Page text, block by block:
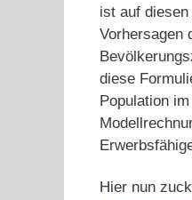
ist auf
Vorhersagen
diese
Population
Hier nun